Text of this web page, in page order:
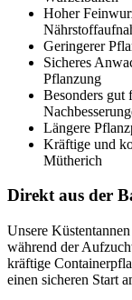
Hoher
Geringerer
Sicheres
Pflanzung
Besonders gut
Längere
Kräftige und
Mütherich
Direkt aus der
Unsere
während der
kräftige
einen sicheren Start